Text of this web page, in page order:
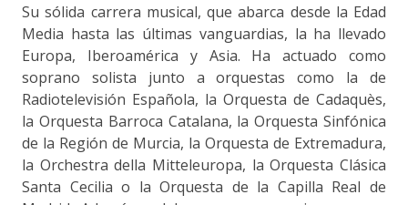
Su sólida carrera musical, que abarca desde la Edad
Media hasta las últimas vanguardias, la ha llevado
Europa, Iberoamérica y Asia. Ha actuado como
soprano solista junto a orquestas como la de
Radiotelevisión Española, la Orquesta de Cadaquès,
la Orquesta Barroca Catalana, la Orquesta Sinfónica
de la Región de Murcia, la Orquesta de Extremadura,
la Orchestra della Mitteleuropa, la Orquesta Clásica
Santa Cecilia o la Orquesta de la Capilla Real de